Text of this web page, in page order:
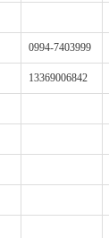
0994-7403999
13369006842